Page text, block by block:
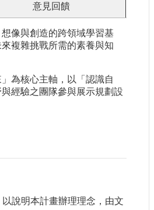
意見回饋
像與創造的跨領域學習基
複雜挑戰所需的素養與知
為核心主軸，以「認識自
經驗之團隊參與展示規劃設
說明本計畫辦理理念，由文